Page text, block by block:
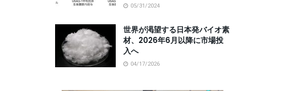
05/31/2024
世界が渇望する日本発バイオ素
材、2026年6月以降に市場投
入へ
04/17/2026